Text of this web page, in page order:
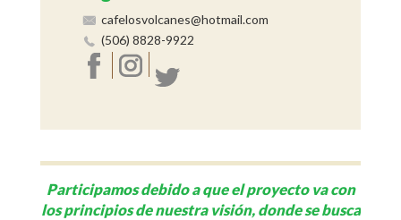
cafelosvolcanes@hotmail.com
(506) 8828-9922
Participamos debido a que el proyecto va con
los principios de nuestra visión, donde se busca